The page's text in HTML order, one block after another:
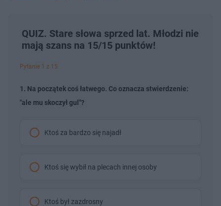
QUIZ. Stare słowa sprzed lat. Młodzi nie
mają szans na 15/15 punktów!
Pytanie 1 z 15
1. Na początek coś łatwego. Co oznacza stwierdzenie:
"ale mu skoczył gul"?
Ktoś za bardzo się najadł
Ktoś się wybił na plecach innej osoby
Ktoś był zazdrosny